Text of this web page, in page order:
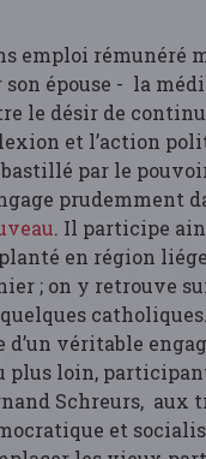
emploi rémunéré
son épouse - la
le désir de
et l’action
par le
prudemment
. Il participe
en région
; on y retrouve
d’un véritable
plus loin,
Schreurs, aux
et